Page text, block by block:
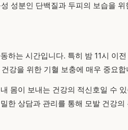
성분인 단백질과 두피의 보습을
하는 시간입니다. 특히 밤 11시 이
강을 위한 기혈 보충에 매우 중요합
몸이 보내는 건강의 적신호일 수
한 상담과 관리를 통해 모발 건강